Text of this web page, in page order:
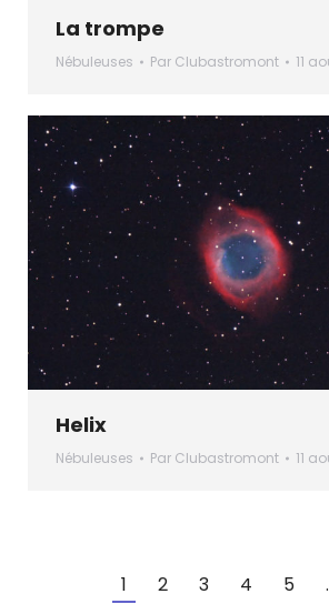
La trompe
Nébuleuses Par Clubastromont 11
Helix
Nébuleuses Par Clubastromont 11
1 2 3 4 5